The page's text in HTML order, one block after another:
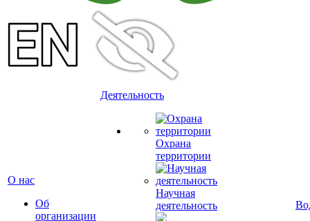
О нас
Об
организации
Деятельность
Охрана
территории
Научная
деятельность